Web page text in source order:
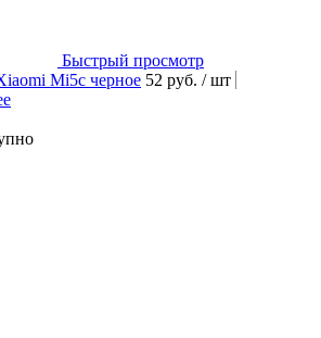
Быстрый просмотр
Mi5c черное 52 руб. / шт